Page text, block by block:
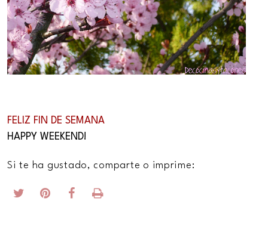
FELIZ FIN DE SEMANA
HAPPY WEEKEND!
Si te ha gustado, comparte o imprime: